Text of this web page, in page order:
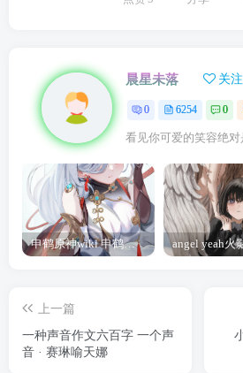
晨星未落 关注
0 6254 0
看见你可爱的笑容绝
申鹤原神wiki 申鹤诞辰祭
上一篇
一种声音作文六百字 一个声
音 · 赛琳喻天娜